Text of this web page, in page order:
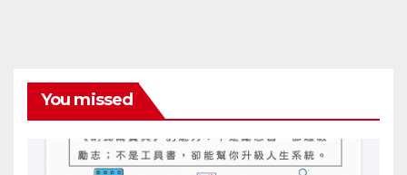
You missed